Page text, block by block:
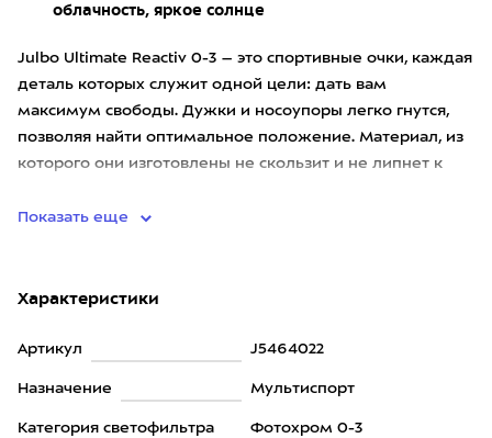
облачность, яркое солнце
Julbo Ultimate Reactiv 0-3 – это спортивные очки, каждая
деталь которых служит одной цели: дать вам
максимум свободы. Дужки и носоупоры легко гнутся,
позволяя найти оптимальное положение. Материал, из
которого они изготовлены не скользит и не липнет к
Показать еще
Характеристики
Артикул J5464022
Назначение Мультиспорт
Категория светофильтра Фотохром 0-3